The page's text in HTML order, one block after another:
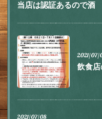
当店は認証あるので酒
2021/07/
飲食
2021/07/08
この店舗
埼玉県川越市脇田本町9-5第8ア